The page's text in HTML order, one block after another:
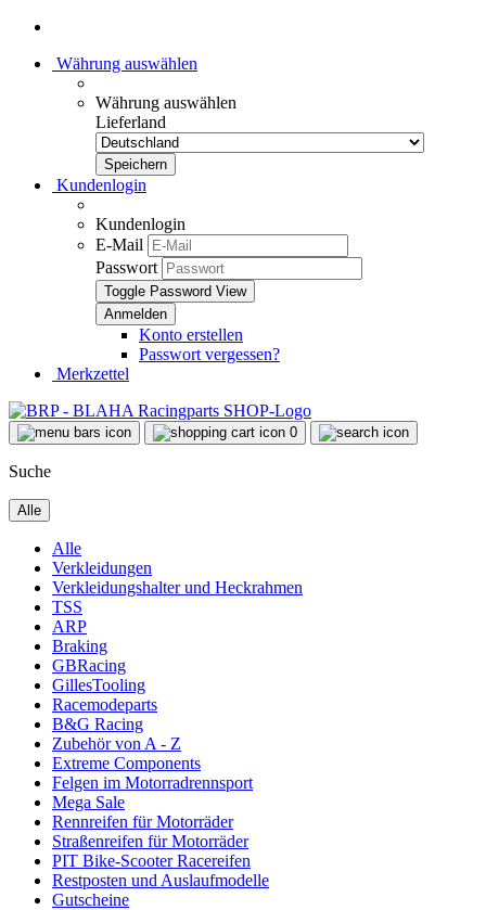
Währung auswählen
Währung auswählen
Lieferland
Kundenlogin
Kundenlogin
E-Mail
Passwort
Toggle Password View
Konto erstellen
Passwort vergessen?
Merkzettel
0
Suche
Alle
Alle
Verkleidungen
Verkleidungshalter und Heckrahmen
TSS
ARP
Braking
GBRacing
GillesTooling
Racemodeparts
B&G Racing
Zubehör von A - Z
Extreme Components
Felgen im Motorradrennsport
Mega Sale
Rennreifen für Motorräder
Straßenreifen für Motorräder
PIT Bike-Scooter Racereifen
Restposten und Auslaufmodelle
Gutscheine